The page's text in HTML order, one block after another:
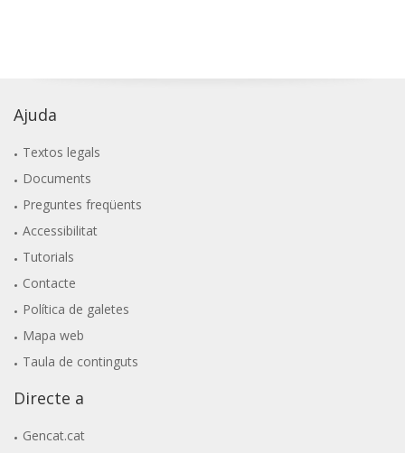
Ajuda
Textos legals
Documents
Preguntes freqüents
Accessibilitat
Tutorials
Contacte
Política de galetes
Mapa web
Taula de continguts
Directe a
Gencat.cat